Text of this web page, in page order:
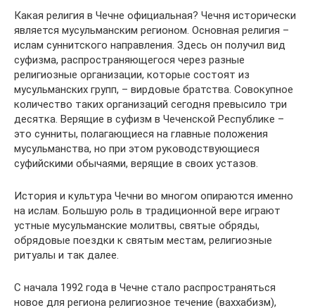
Какая религия в Чечне официальная? Чечня исторически
является мусульманским регионом. Основная религия –
ислам суннитского направления. Здесь он получил вид
суфизма, распространяющегося через разные
религиозные организации, которые состоят из
мусульманских групп, – вирдовые братства. Совокупное
количество таких организаций сегодня превысило три
десятка. Верящие в суфизм в Чеченской Республике –
это сунниты, полагающиеся на главные положения
мусульманства, но при этом руководствующиеся
суфийскими обычаями, верящие в своих устазов.
История и культура Чечни во многом опираются именно
на ислам. Большую роль в традиционной вере играют
устные мусульманские молитвы, святые обряды,
обрядовые поездки к святым местам, религиозные
ритуалы и так далее.
С начала 1992 года в Чечне стало распространяться
новое для региона религиозное течение (ваххабизм),